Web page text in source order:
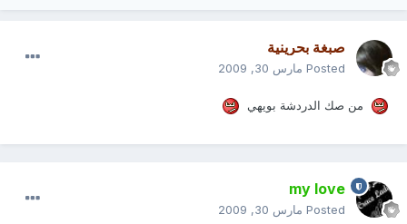
صبغة بحرينية
Posted مارس 30, 2009
من صك الدردشة بويهي
my love
Posted مارس 30, 2009